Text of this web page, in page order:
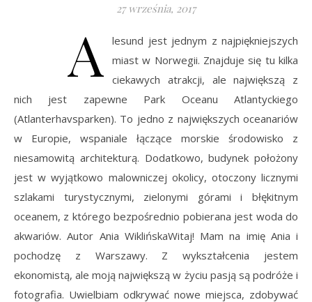
27 września, 2017
A
lesund jest jednym z najpiękniejszych
miast w Norwegii. Znajduje się tu kilka
ciekawych atrakcji, ale największą z
nich jest zapewne Park Oceanu Atlantyckiego
(Atlanterhavsparken). To jedno z największych oceanariów
w Europie, wspaniale łączące morskie środowisko z
niesamowitą architekturą. Dodatkowo, budynek położony
jest w wyjątkowo malowniczej okolicy, otoczony licznymi
szlakami turystycznymi, zielonymi górami i błękitnym
oceanem, z którego bezpośrednio pobierana jest woda do
akwariów. Autor Ania WiklińskaWitaj! Mam na imię Ania i
pochodzę z Warszawy. Z wykształcenia jestem
ekonomistą, ale moją największą w życiu pasją są podróże i
fotografia. Uwielbiam odkrywać nowe miejsca, zdobywać